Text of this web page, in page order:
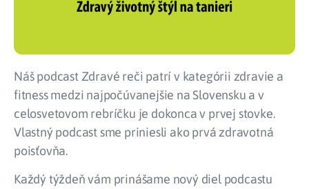
Náš podcast Zdravé reči patrí v kategórii zdravie a
fitness medzi najpočúvanejšie na Slovensku a v
celosvetovom rebríčku je dokonca v prvej stovke.
Vlastný podcast sme priniesli ako prvá zdravotná
poisťovňa.
Každý týždeň vám prinášame nový diel podcastu